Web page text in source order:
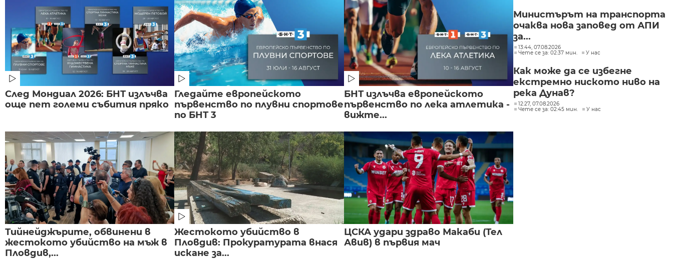
След Мондиал 2026: БНТ излъчва
още пет големи събития пряко
Гледайте европейското
първенство по плувни спортове
по БНТ 3
БНТ излъчва европейското
първенство по лека атлетика -
вижте...
Тийнейджърите, обвинени в
жестокото убийство на мъж в
Пловдив,...
Жестокото убийство в
Пловдив: Прокуратурата внася
искане за...
ЦСКА удари здраво Макаби (Тел
Авив) в първия мач
Министърът на транспорта
очаква нова заповед от АПИ
за...
13:44, 07.08.2026
Чете се за: 02:37 мин.
У нас
Как може да се избегне
екстремно ниското ниво на
река Дунав?
12:27, 07.08.2026
Чете се за: 02:45 мин.
У нас